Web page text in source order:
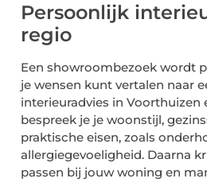
Persoonlijk
regio
Een showroombezoek wordt
je wensen kunt vertalen naar
interieuradvies in Voorthuizen
bespreek je je woonstijl,
praktische eisen, zoals
allergiegevoeligheid. Daarna
passen bij jouw woning en